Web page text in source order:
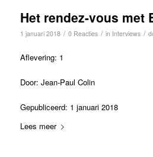
Het rendez-vous met
1 januari 2018 / 0 Reacties / in Interviews /
Aflevering: 1
Door: Jean-Paul Colin
Gepubliceerd: 1 januari 2018
Lees meer